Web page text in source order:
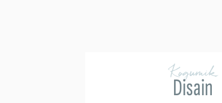
Kogumik
Disain